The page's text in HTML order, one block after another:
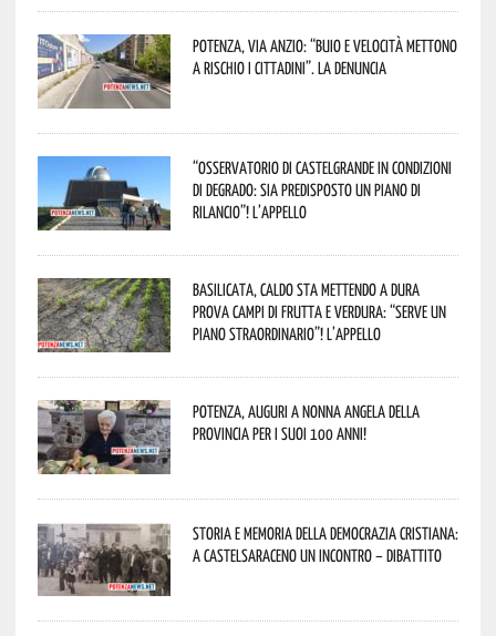
Potenza, Via Anzio: “Buio e velocità mettono
a rischio i cittadini”. La denuncia
“Osservatorio di Castelgrande in condizioni
di degrado: sia predisposto un piano di
rilancio”! L’appello
Basilicata, caldo sta mettendo a dura
prova campi di frutta e verdura: “Serve un
piano straordinario”! L’appello
Potenza, auguri a nonna Angela della
provincia per i suoi 100 anni!
Storia e memoria della Democrazia Cristiana:
a Castelsaraceno un incontro – dibattito